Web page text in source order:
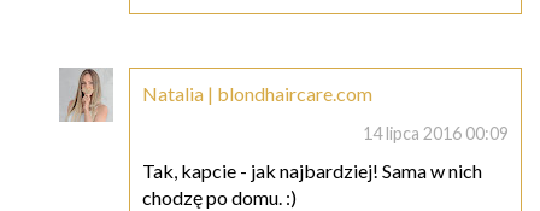
Natalia | blondhaircare.com
14 lipca 2016 00:09
Tak, kapcie - jak najbardziej! Sama w nich
chodzę po domu. :)